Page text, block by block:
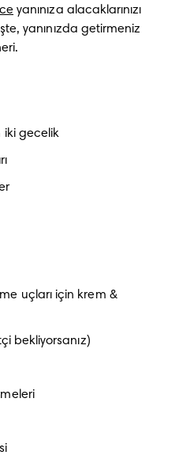
yanınıza alacaklarınızı
yanınızda getirmeniz
iki gecelik
uçları için krem &
bekliyorsanız)